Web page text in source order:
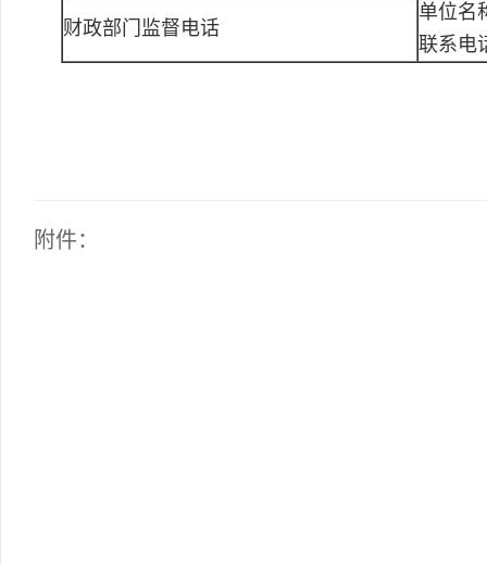
财政部门监督电话
单位名
联系电
附件：